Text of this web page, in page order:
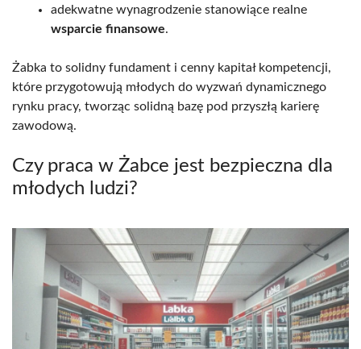
adekwatne wynagrodzenie stanowiące realne
wsparcie finansowe.
Żabka to solidny fundament i cenny kapitał kompetencji,
które przygotowują młodych do wyzwań dynamicznego
rynku pracy, tworząc solidną bazę pod przyszłą karierę
zawodową.
Czy praca w Żabce jest bezpieczna dla
młodych ludzi?